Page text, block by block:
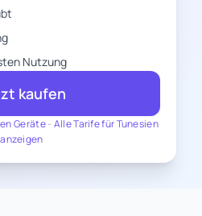
Geräte- Alle Tarife für Tunesien
anzeigen
Nutzung
kaufen